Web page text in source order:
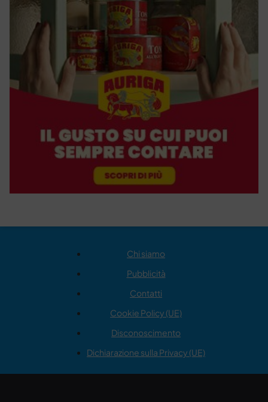
Chi siamo
Pubblicità
Contatti
Cookie Policy (UE)
Disconoscimento
Dichiarazione sulla Privacy (UE)